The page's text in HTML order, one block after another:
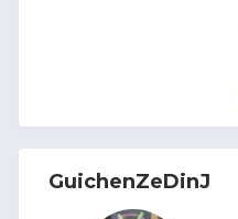
GuichenZeDinJ